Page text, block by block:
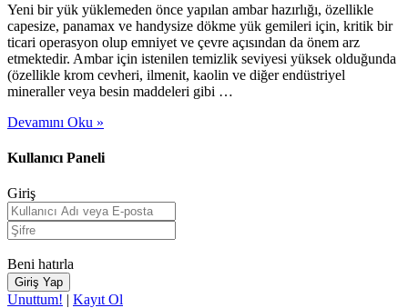
Yeni bir yük yüklemeden önce yapılan ambar hazırlığı, özellikle
capesize, panamax ve handysize dökme yük gemileri için, kritik bir
ticari operasyon olup emniyet ve çevre açısından da önem arz
etmektedir. Ambar için istenilen temizlik seviyesi yüksek olduğunda
(özellikle krom cevheri, ilmenit, kaolin ve diğer endüstriyel
mineraller veya besin maddeleri gibi …
Devamını Oku »
Kullanıcı Paneli
Giriş
Beni hatırla
Unuttum! | Kayıt Ol